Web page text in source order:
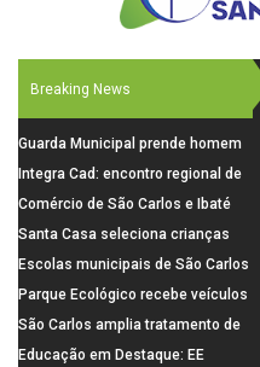
Breaking News
Guarda Municipal prende homem
por tentativa de furto em CEMEI
após cerco em São Carlos
Integra Cad: encontro regional de
segurança púbica será realizado
dia 10 de agosto em São Carlos
Comércio de São Carlos e Ibaté
terá horário especial para o dia
dos Pais
Santa Casa seleciona crianças
para pesquisa sobre dor de
crescimento
Escolas municipais de São Carlos
superam média Nacional do IDEB
Parque Ecológico recebe veículos
elétricos e moderniza rotina de
manejo dos animais
São Carlos amplia tratamento de
resíduos de saúde com autoclave
Educação em Destaque: EE